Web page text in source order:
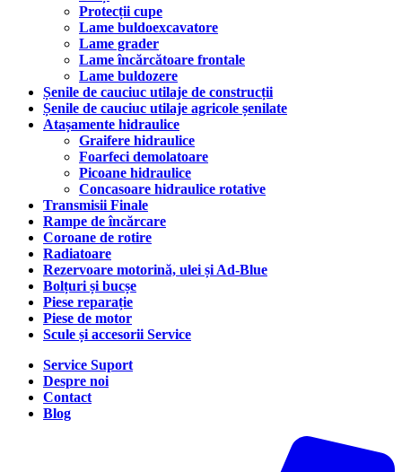
Protecții cupe
Lame buldoexcavatore
Lame grader
Lame încărcătoare frontale
Lame buldozere
Șenile de cauciuc utilaje de construcții
Șenile de cauciuc utilaje agricole șenilate
Atașamente hidraulice
Graifere hidraulice
Foarfeci demolatoare
Picoane hidraulice
Concasoare hidraulice rotative
Transmisii Finale
Rampe de încărcare
Coroane de rotire
Radiatoare
Rezervoare motorină, ulei și Ad-Blue
Bolțuri și bucșe
Piese reparație
Piese de motor
Scule și accesorii Service
Service Suport
Despre noi
Contact
Blog